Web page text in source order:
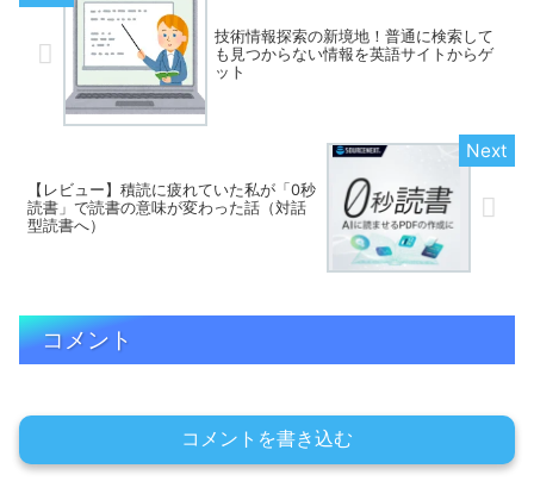
技術情報探索の新境地！普通に検索して
も見つからない情報を英語サイトからゲ
ット
【レビュー】積読に疲れていた私が「0秒
読書」で読書の意味が変わった話（対話
型読書へ）
コメント
コメントを書き込む